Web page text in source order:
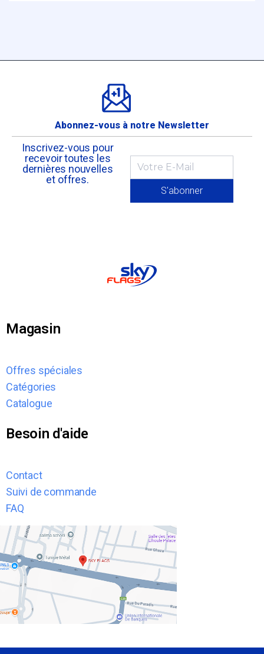
Abonnez-vous à notre Newsletter
Inscrivez-vous pour
recevoir toutes les
dernières nouvelles
et offres.
S'abonner
Magasin
Offres spéciales
Catégories
Catalogue
Besoin d'aide
Contact
Suivi de commande
FAQ